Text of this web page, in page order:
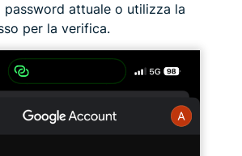
password attuale o utilizza la
per la verifica.